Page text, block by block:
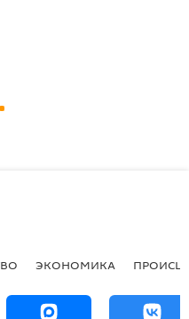
ЭКОНОМИКА